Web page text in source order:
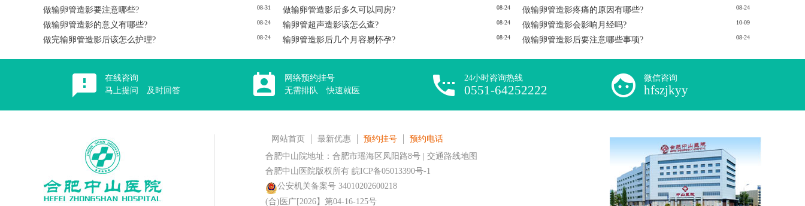
08-31
做输卵管造影要注意哪些?
08-24
做输卵管造影的意义有哪些?
08-24
做完输卵管造影后该怎么护理?
08-24
做输卵管造影后多久可以同房?
08-24
输卵管超声造影该怎么查?
08-24
输卵管造影后几个月容易怀孕?
08-24
做输卵管造影疼痛的原因有哪些?
10-09
做输卵管造影会影响月经吗?
08-24
做输卵管造影后要注意哪些事项?
在线咨询
马上提问 及时回答
网络预约挂号
无需排队 快速就医
24小时咨询热线
0551-64252222
微信咨询
hfszjkyy
网站首页 最新优惠 预约挂号
预约电话
合肥中山院地址：合肥市瑶海区凤阳路8号 | 交通路线地图
合肥中山医院版权所有 皖ICP备05013390号-1
公安机关备案号 34010202600218
(合)医广[2026】第04-16-125号